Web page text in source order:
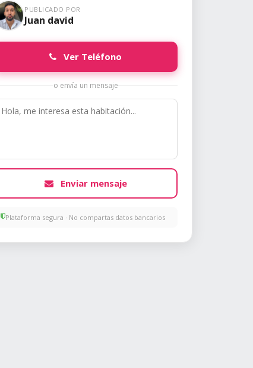
PUBLICADO POR
Juan david
Ver Teléfono
o envía un mensaje
Enviar mensaje
Plataforma segura · No compartas datos bancarios